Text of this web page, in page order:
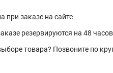
при заказе на сайте
резервируются на 48 часов
товара? Позвоните по